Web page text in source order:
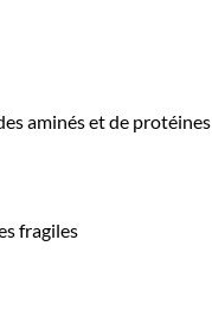
aminés et de protéines
fragiles